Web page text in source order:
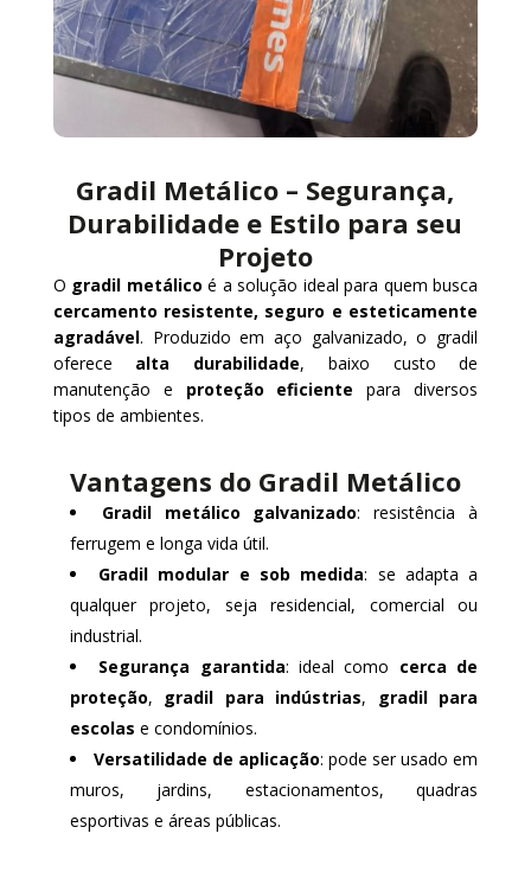
Gradil Metálico – Segurança,
Durabilidade e Estilo para seu
Projeto
O gradil metálico é a solução ideal para quem busca
cercamento resistente, seguro e esteticamente
agradável. Produzido em aço galvanizado, o gradil
oferece alta durabilidade, baixo custo de
manutenção e proteção eficiente para diversos
tipos de ambientes.
Vantagens do Gradil Metálico
Gradil metálico galvanizado: resistência à
ferrugem e longa vida útil.
Gradil modular e sob medida: se adapta a
qualquer projeto, seja residencial, comercial ou
industrial.
Segurança garantida: ideal como cerca de
proteção, gradil para indústrias, gradil para
escolas e condomínios.
Versatilidade de aplicação: pode ser usado em
muros, jardins, estacionamentos, quadras
esportivas e áreas públicas.